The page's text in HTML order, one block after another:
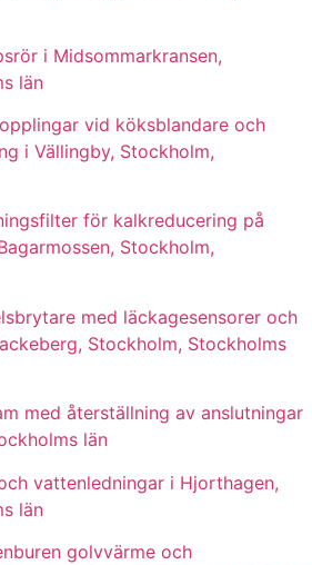
i Midsommarkransen,
län
vid köksblandare och
i Vällingby, Stockholm,
för kalkreducering på
Stockholm,
med läckagesensorer och
Stockholm, Stockholms
med återställning av anslutningar
län
vattenledningar i Hjorthagen,
län
golvvärme och